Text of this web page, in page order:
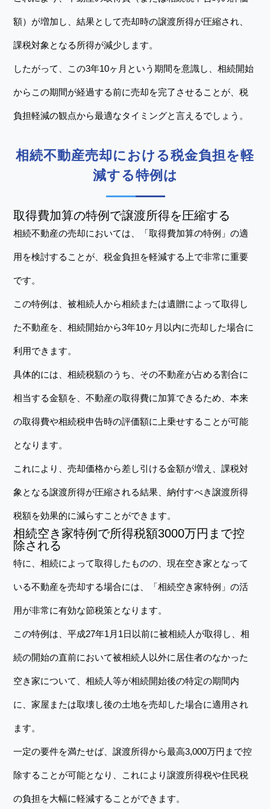
額）が増加し、結果として売却時の譲渡所得が圧縮され、
課税対象となる所得が減少します。
したがって、この3年10ヶ月という期間を意識し、相続開始
からこの期間が経過する前に売却を完了させることが、税
負担軽減の観点から最適なタイミングと言えるでしょう。
相続不動産売却における税金負担を軽
減する特例は
取得費加算の特例で譲渡所得を圧縮する
相続不動産の売却においては、「取得費加算の特例」の適
用を検討することが、税金負担を軽減する上で非常に重要
です。
この特例は、被相続人から相続または遺贈によって取得し
た不動産を、相続開始から3年10ヶ月以内に売却した場合に
利用できます。
具体的には、相続税額のうち、その不動産が占める割合に
相当する金額を、不動産の取得費に加算できるため、本来
の取得費や相続税申告時の評価額に上乗せすることが可能
となります。
これにより、売却価格から差し引ける金額が増え、課税対
象となる譲渡所得が圧縮される結果、納付すべき譲渡所得
税額を効果的に減らすことができます。
相続空き家特例で所得税額3000万円まで控
除される
特に、相続によって取得したものの、現在空き家となって
いる不動産を売却する場合には、「相続空き家特例」の活
用が非常に有効な節税策となります。
この特例は、平成27年1月1日以前に被相続人が取得し、相
続の開始の直前において被相続人以外に居住者のなかった
空き家について、相続人等が相続開始後の特定の期間内
に、家屋または取壊し後の土地を売却した場合に適用され
ます。
一定の要件を満たせば、譲渡所得から最高3,000万円まで控
除することが可能となり、これにより譲渡所得税や住民税
の負担を大幅に軽減することができます。